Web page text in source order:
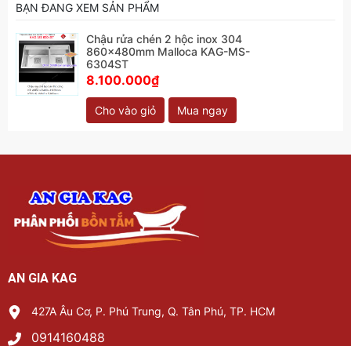
BẠN ĐANG XEM SẢN PHẨM
Chậu rửa chén 2 hộc inox 304
860x480mm Malloca KAG-MS-
6304ST
8.100.000₫
Cho vào giỏ Mua ngay
AN GIA KAG
427A Âu Cơ, P. Phú Trung, Q. Tân Phú, TP. HCM
0914160488